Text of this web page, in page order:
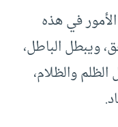
في هذه
ويبطل الباطل،
والظلام،